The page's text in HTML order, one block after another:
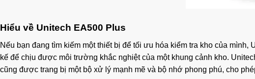
Hiểu về Unitech EA500 Plus
Nếu bạn đang tìm kiếm một thiết bị để tối ưu hóa kiểm tra kho của
kế để chịu được môi trường khắc nghiệt của một khung cảnh kho.
cũng được trang bị một bộ xử lý mạnh mẽ và bộ nhớ phong phú, cho